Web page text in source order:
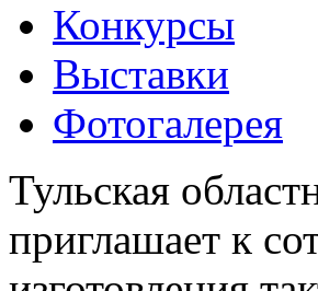
Конкурсы
Выставки
Фотогалерея
Тульская
приглашает к